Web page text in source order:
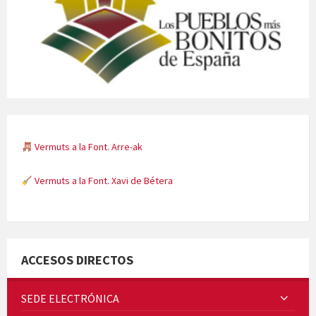
Vermuts a la Font. Arre-ak
Vermuts a la Font. Xavi de Bétera
ACCESOS DIRECTOS
SEDE ELECTRÓNICA